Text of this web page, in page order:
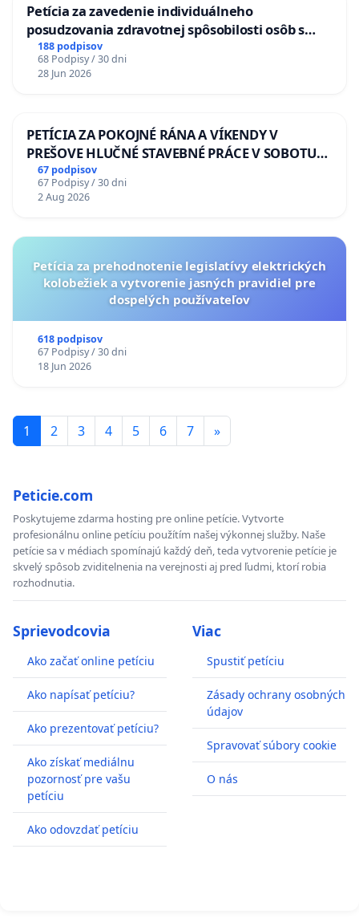
Petícia za zavedenie individuálneho
posudzovania zdravotnej spôsobilosti osôb s
diabetom 1. a 2. typu pri prijímaní do
Policajného zboru SR
188 podpisov
68 Podpisy / 30 dni
28 Jun 2026
PETÍCIA ZA POKOJNÉ RÁNA A VÍKENDY V
PREŠOVE HLUČNÉ STAVEBNÉ PRÁCE V SOBOTU
LEN OD 9.00 DO 13.00 HOD., CEZ PRACOVNÝ
TÝŽDEŇ CIEĽ 8.00 – 18.00 HOD. A PRAVIDELNÁ
KONTROLA STAVBY C-AREA NA
67 podpisov
67 Podpisy / 30 dni
2 Aug 2026
Petícia za prehodnotenie legislatívy elektrických
kolobežiek a vytvorenie jasných pravidiel pre
dospelých používateľov
618 podpisov
67 Podpisy / 30 dni
18 Jun 2026
1 2 3 4 5 6 7 »
Peticie.com
Poskytujeme zdarma hosting pre online petície. Vytvorte
profesionálnu online petíciu použítím našej výkonnej služby. Naše
petície sa v médiach spomínajú každý deň, teda vytvorenie petície je
skvelý spôsob zviditelnenia na verejnosti aj pred ľudmi, ktorí robia
rozhodnutia.
Sprievodcovia
Ako začať online petíciu
Ako napísať petíciu?
Ako prezentovať petíciu?
Ako získať mediálnu
pozornosť pre vašu
petíciu
Ako odovzdať petíciu
Viac
Spustiť petíciu
Zásady ochrany osobných
údajov
Spravovať súbory cookie
O nás